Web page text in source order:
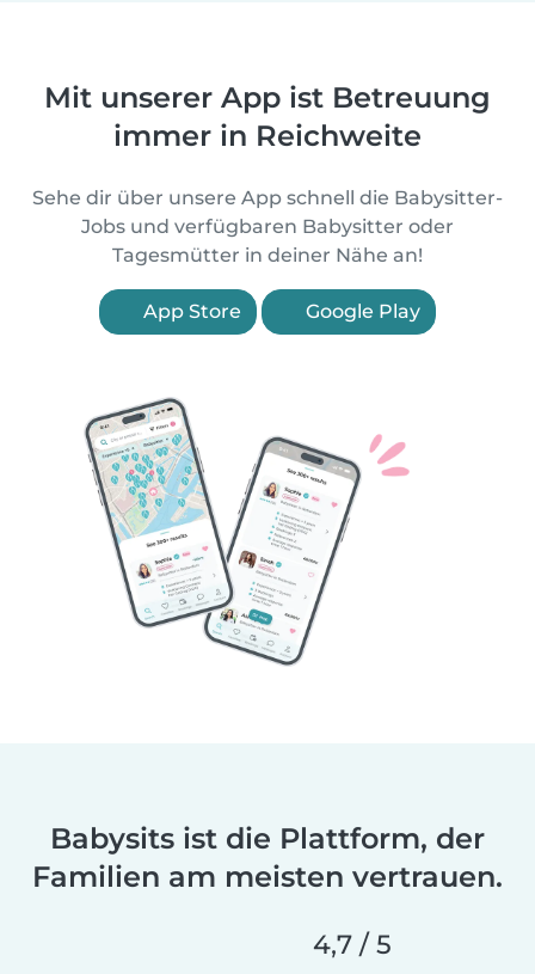
Mit unserer App ist Betreuung
immer in Reichweite
Sehe dir über unsere App schnell die Babysitter-
Jobs und verfügbaren Babysitter oder
Tagesmütter in deiner Nähe an!
App Store Google Play
Babysits ist die Plattform, der
Familien am meisten vertrauen.
4,7 / 5